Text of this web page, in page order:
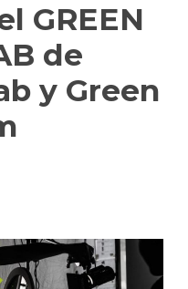
GREEN
de
y Green